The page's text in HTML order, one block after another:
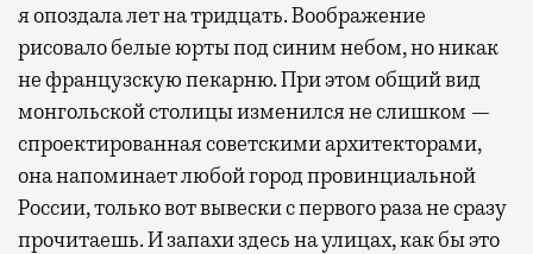
я опоздала лет на тридцать. Воображение
рисовало белые юрты под синим небом, но никак
не французскую пекарню. При этом общий вид
монгольской столицы изменился не слишком —
спроектированная советскими архитекторами,
она напоминает любой город провинциальной
России, только вот вывески с первого раза не сразу
прочитаешь. И запахи здесь на улицах, как бы это